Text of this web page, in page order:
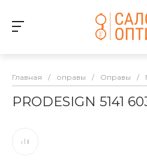
Главная / оправы / Оправы /
PRODESIGN 5141